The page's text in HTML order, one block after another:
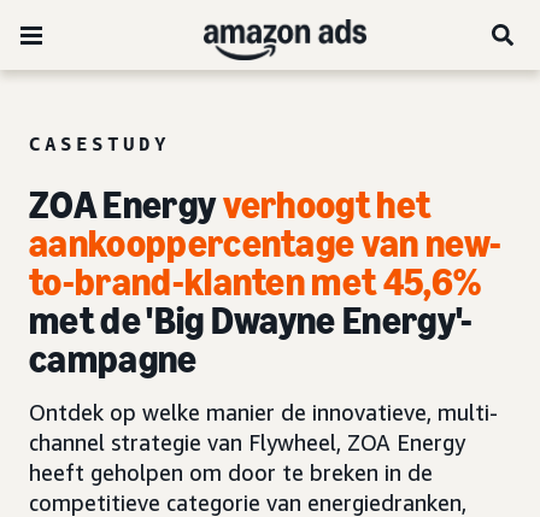
CASESTUDY
ZOA Energyverhoogt het
aankooppercentage van new-
to-brand-klantenmet 45,6%
met de 'Big Dwayne Energy'-
campagne
Ontdek op welke manier de innovatieve, multi-
channel strategie van Flywheel, ZOA Energy
heeft geholpen om door te breken in de
competitieve categorie van energiedranken,